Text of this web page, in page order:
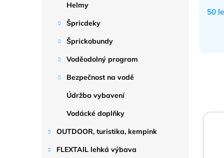
Helmy
Špricdeky
Šprickobundy
Voděodolný program
Bezpečnost na vodě
Údržba vybavení
Vodácké doplňky
OUTDOOR, turistika, kempink
FLEXTAIL lehká výbava
50